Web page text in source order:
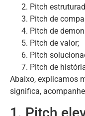
Pitch
Pitch de
Pitch de
Pitch de valor;
Pitch
Pitch de
Abaixo, explicamos
significa,